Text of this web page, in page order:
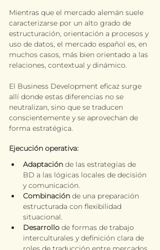
Mientras que el mercado alemán suele
caracterizarse por un alto grado de
estructuración, orientación a procesos y
uso de datos, el mercado español es, en
muchos casos, más bien orientado a las
relaciones, contextual y dinámico.
El Business Development eficaz surge
allí donde estas diferencias no se
neutralizan, sino que se traducen
conscientemente y se aprovechan de
forma estratégica.
Ejecución operativa:
Adaptación de las estrategias de
BD a las lógicas locales de decisión
y comunicación.
Combinación de una preparación
estructurada con flexibilidad
situacional.
Desarrollo de formas de trabajo
interculturales y definición clara de